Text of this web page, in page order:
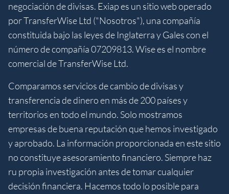
negociación de divisas. Exiap es un sitio web operado
por TransferWise Ltd ("Nosotros"), una compañía
constituida bajo las leyes de Inglaterra y Gales con el
número de compañía 07209813. Wise es el nombre
comercial de TransferWise Ltd.
Comparamos servicios de cambio de divisas y
transferencia de dinero en más de 200 países y
territorios en todo el mundo. Solo mostramos
empresas de buena reputación que hemos investigado
y aprobado. La información proporcionada en este sitio
no constituye asesoramiento financiero. Siempre haz
ru propia investigación antes de tomar cualquier
decisión financiera. Hacemos todo lo posible para